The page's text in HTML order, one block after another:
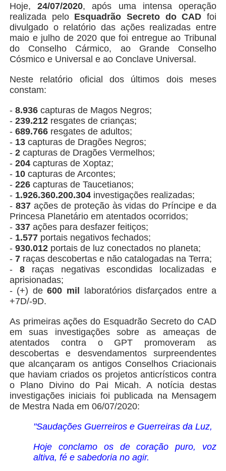
Hoje,24/07/2020, após uma intensa operação
realizada pelo Esquadrão Secreto do CAD foi
divulgado o relatório das ações realizadas entre
maio e julho de 2020 que foi entregue ao Tribunal
do Conselho Cármico, ao Grande Conselho
Cósmico e Universal e ao Conclave Universal.
Neste relatório oficial dos últimos dois meses
constam:
- 8.936capturas de Magos Negros;
- 239.212resgates de crianças;
- 689.766resgates de adultos;
- 13capturas de Dragões Negros;
- 2capturas de Dragões Vermelhos;
- 204capturas de Xoptaz;
- 10capturas de Arcontes;
- 226capturas de Taucetianos;
- 1.926.360.200.304investigações realizadas;
- 837ações de proteção às vidas do Príncipe e da
Princesa Planetário em atentados ocorridos;
- 337ações para desfazer feitiços;
- 1.577portais negativos fechados;
- 930.012portais de luz conectados no planeta;
- 7raças descobertas e não catalogadas na Terra;
- 8raças negativas escondidas localizadas e
aprisionadas;
- (+) de600 mil laboratórios disfarçados entre a
+7D/-9D.
As primeiras ações do Esquadrão Secreto do CAD
em suas investigações sobre as ameaças de
atentados contra o GPT promoveram as
descobertas e desvendamentos surpreendentes
que alcançaram os antigos Conselhos Criacionais
que haviam criados os projetos anticrísticos contra
o Plano Divino do Pai Micah. A notícia destas
investigações iniciais foi publicada na Mensagem
de Mestra Nada em 06/07/2020:
"Saudações Guerreiros e Guerreiras da Luz,
Hoje conclamo os de coração puro, voz
altiva, fé e sabedoria no agir.